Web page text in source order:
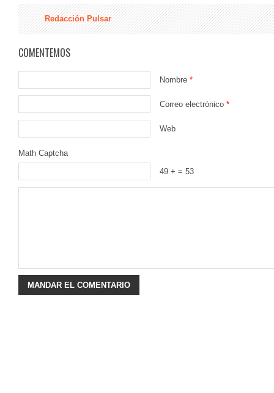
Redacción Pulsar
COMENTEMOS
Nombre *
Correo electrónico *
Web
Math Captcha
49 + = 53